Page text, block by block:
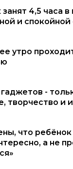
4,5 часа в
и
утро
гаджетов -
творчество и
что
а не